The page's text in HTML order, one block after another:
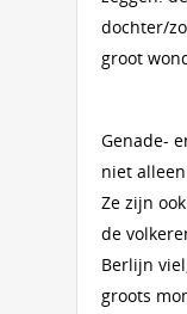
dochter/
groot
Genade-
niet
Ze zijn
de
Berlijn
groots